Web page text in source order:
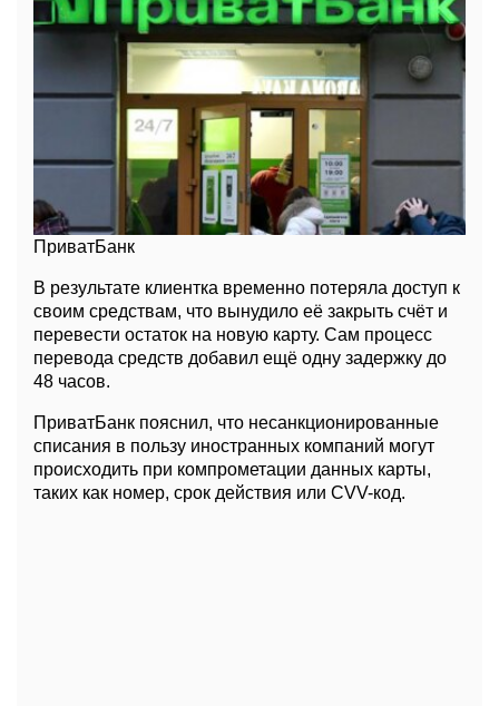
ПриватБанк
В результате клиентка временно потеряла доступ к
своим средствам, что вынудило её закрыть счёт и
перевести остаток на новую карту. Сам процесс
перевода средств добавил ещё одну задержку до
48 часов.
ПриватБанк пояснил, что несанкционированные
списания в пользу иностранных компаний могут
происходить при компрометации данных карты,
таких как номер, срок действия или CVV-код.